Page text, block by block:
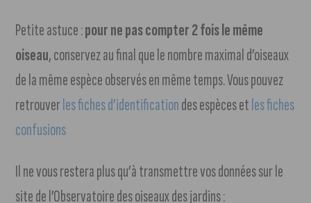
Petite astuce :pour ne pas compter 2 fois le même
oiseau, conservez au final que le nombre maximal d’oiseaux
de la même espèce observés en même temps. Vous pouvez
retrouverles fiches d’identificationdes espèces etles fiches
confusions
Il ne vous restera plus qu’à transmettre vos données sur le
site de l’Observatoire des oiseaux des jardins :